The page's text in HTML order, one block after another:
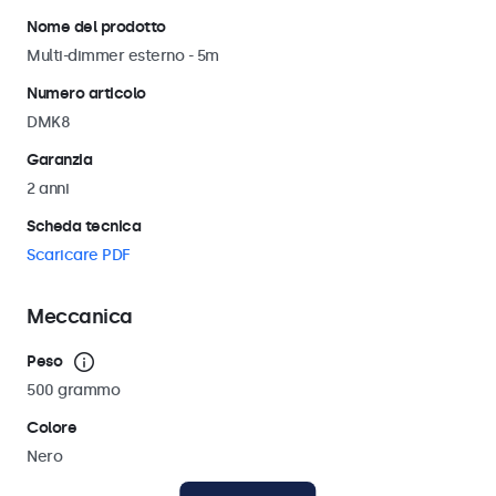
Nome del prodotto
Multi-dimmer esterno - 5m
Numero articolo
DMK8
Garanzia
2 anni
Scheda tecnica
Scaricare PDF
Meccanica
Peso
500 grammo
Colore
Nero